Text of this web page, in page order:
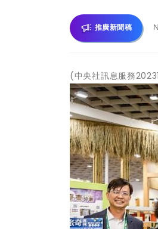
推廣新聞稿
(中央社訊息服務